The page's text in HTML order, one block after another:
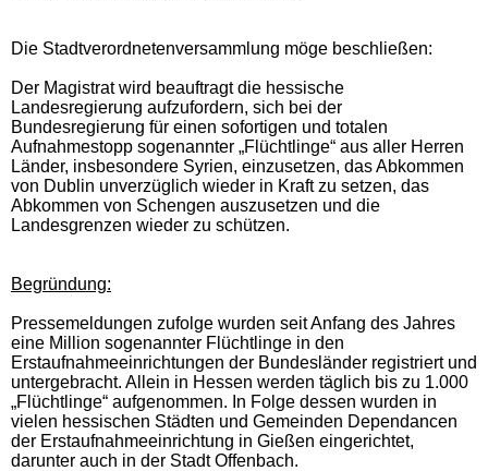
Die Stadtverordnetenversammlung möge beschließen:
Der Magistrat wird beauftragt die hessische
Landesregierung aufzufordern, sich bei der
Bundesregierung für einen sofortigen und totalen
Aufnahmestopp sogenannter „Flüchtlinge“ aus aller Herren
Länder, insbesondere Syrien, einzusetzen, das Abkommen
von Dublin unverzüglich wieder in Kraft zu setzen, das
Abkommen von Schengen auszusetzen und die
Landesgrenzen wieder zu schützen.
Begründung:
Pressemeldungen zufolge wurden seit Anfang des Jahres
eine Million sogenannter Flüchtlinge in den
Erstaufnahmeeinrichtungen der Bundesländer registriert und
untergebracht. Allein in Hessen werden täglich bis zu 1.000
„Flüchtlinge“ aufgenommen. In Folge dessen wurden in
vielen hessischen Städten und Gemeinden Dependancen
der Erstaufnahmeeinrichtung in Gießen eingerichtet,
darunter auch in der Stadt Offenbach.